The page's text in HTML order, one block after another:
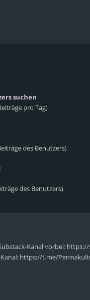
suchen
pro Tag)
des Benutzers)
des Benutzers)
Kanal vorbei:
https://t.me/